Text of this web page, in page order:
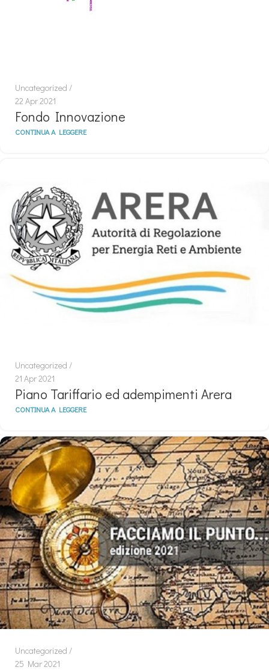
Uncategorized
22 Apr 2021
Fondo Innovazione
CONTINUA A LEGGERE
Uncategorized
21 Apr 2021
Piano Tariffario ed adempimenti Arera
CONTINUA A LEGGERE
Uncategorized
25 Mar 2021